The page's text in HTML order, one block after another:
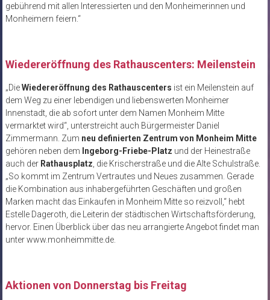
gebührend mit allen Interessierten und den Monheimerinnen und
Monheimern feiern.“
Wiedereröffnung des Rathauscenters: Meilenstein
„DieWiedereröffnung des Rathauscenters ist ein Meilenstein auf
dem Weg zu einer lebendigen und liebenswerten Monheimer
Innenstadt, die ab sofort unter dem Namen Monheim Mitte
vermarktet wird“, unterstreicht auch Bürgermeister Daniel
Zimmermann. Zum neu definierten Zentrum von Monheim Mitte
gehören neben dem Ingeborg-Friebe-Platz und der Heinestraße
auch der Rathausplatz, die Krischerstraße und die Alte Schulstraße.
„So kommt im Zentrum Vertrautes und Neues zusammen. Gerade
die Kombination aus inhabergeführten Geschäften und großen
Marken macht das Einkaufen in Monheim Mitte so reizvoll,“ hebt
Estelle Dageroth, die Leiterin der städtischen Wirtschaftsförderung,
hervor. Einen Überblick über das neu arrangierte Angebot findet man
unter www.monheimmitte.de.
Aktionen von Donnerstag bis Freitag